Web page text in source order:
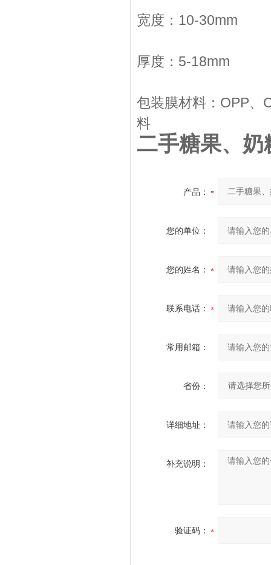
宽度：10-30mm
厚度：5-18mm
包装膜材料：OPP、
料
二手糖果、奶
产品：
您的单位：
您的姓名：
联系电话：
常用邮箱：
省份：
详细地址：
补充说明：
验证码：